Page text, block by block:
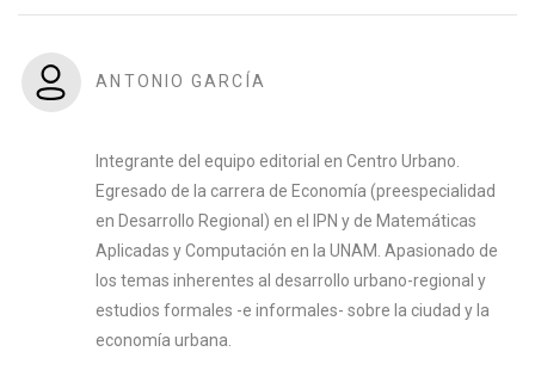
ANTONIO GARCÍA
Integrante del equipo editorial en Centro Urbano.
Egresado de la carrera de Economía (preespecialidad
en Desarrollo Regional) en el IPN y de Matemáticas
Aplicadas y Computación en la UNAM. Apasionado de
los temas inherentes al desarrollo urbano-regional y
estudios formales -e informales- sobre la ciudad y la
economía urbana.